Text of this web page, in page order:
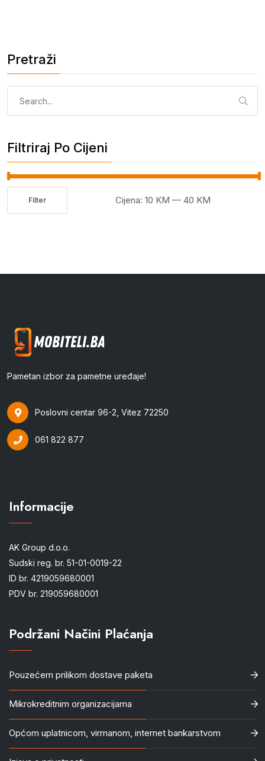
Pretraži
Filtriraj Po Cijeni
Filter Cijena: 10 KM — 40 KM
Pametan izbor za pametne uređaje!
Poslovni centar 96-2, Vitez 72250
061 822 877
Informacije
AK Group d.o.o.
Sudski reg. br. 51-01-0019-22
ID br. 4219059680001
PDV br. 219059680001
Podržani Načini Plaćanja
Pouzećem prilikom dostave paketa
Mikrokreditnim organizacijama
Općom uplatnicom, virmanom, internet bankarstvom